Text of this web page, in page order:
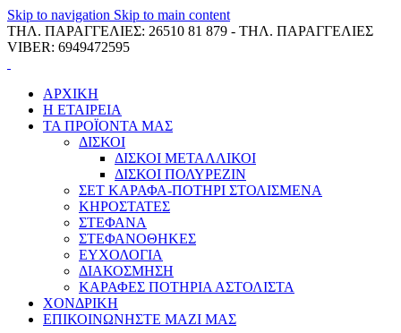
Skip to navigation Skip to main content
ΤΗΛ. ΠΑΡΑΓΓΕΛΙΕΣ: 26510 81 879 - ΤΗΛ. ΠΑΡΑΓΓΕΛΙΕΣ
VIBER: 6949472595
ΑΡΧΙΚΗ
Η ΕΤΑΙΡΕΙΑ
ΤΑ ΠΡΟΪΟΝΤΑ ΜΑΣ
ΔΙΣΚΟΙ
ΔΙΣΚΟΙ ΜΕΤΑΛΛΙΚΟΙ
ΔΙΣΚΟΙ ΠΟΛΥΡΕΖΙΝ
ΣΕΤ ΚΑΡΑΦΑ-ΠΟΤΗΡΙ ΣΤΟΛΙΣΜΕΝΑ
ΚΗΡΟΣΤΑΤΕΣ
ΣΤΕΦΑΝΑ
ΣΤΕΦΑΝΟΘΗΚΕΣ
ΕΥΧΟΛΟΓΙΑ
ΔΙΑΚΟΣΜΗΣΗ
ΚΑΡΑΦΕΣ ΠΟΤΗΡΙΑ ΑΣΤΟΛΙΣΤΑ
ΧΟΝΔΡΙΚΗ
ΕΠΙΚΟΙΝΩΝΗΣΤΕ ΜΑΖΙ ΜΑΣ